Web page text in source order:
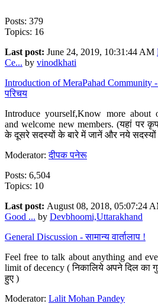
Posts: 379
Topics: 16
Last post: June 24, 2019, 10:31:44 AM
Ce... by vinodkhati
Introduction of MeraPahad Community
परिचय
Introduce yourself,Know more about
and welcome new members. (यहां पर
के दूसरे सदस्यों के बारे में जानें और नये सदस्यों
Moderator:दीपक पनेरू
Posts: 6,504
Topics: 10
Last post: August 08, 2018, 05:07:24
Good ... by Devbhoomi,Uttarakhand
General Discussion - सामान्य वार्तालाप !
Feel free to talk about anything and
limit of decency ( निकालिये अपने दिल का
हुए )
Moderator: Lalit Mohan Pandey